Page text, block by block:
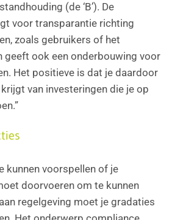
(de ‘B’). De
voor transparantie richting
zoals gebruikers of het
geeft ook een onderbouwing voor
Het positieve is dat je daardoor
van investeringen die je op
kunnen voorspellen of je
doorvoeren om te kunnen
regelgeving moet je gradaties